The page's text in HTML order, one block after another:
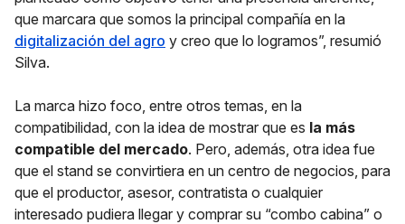
que marcara que somos la principal compañía en la
digitalización del agro y creo que lo logramos”, resumió
Silva.
La marca hizo foco, entre otros temas, en la
compatibilidad, con la idea de mostrar que es la más
compatible del mercado. Pero, además, otra idea fue
que el stand se convirtiera en un centro de negocios, para
que el productor, asesor, contratista o cualquier
interesado pudiera llegar y comprar su “combo cabina” o